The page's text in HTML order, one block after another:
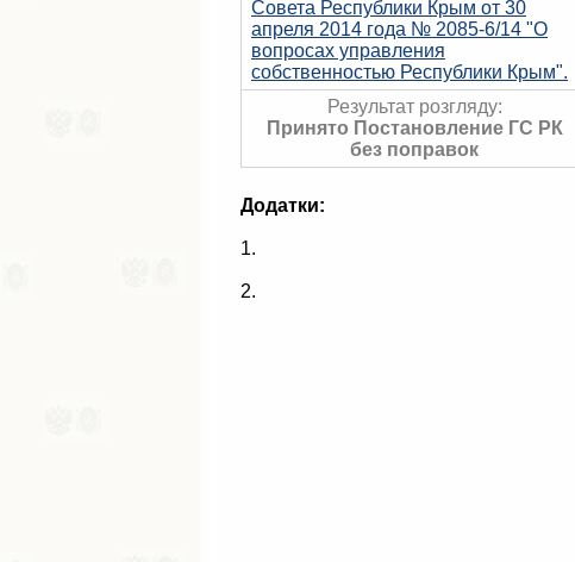
Совета Республики Крым от 30
апреля 2014 года № 2085-6/14 "О
вопросах управления
собственностью Республики Крым".
Результат розгляду:
Принято Постановление ГС РК
без поправок
Додатки:
1.
2.